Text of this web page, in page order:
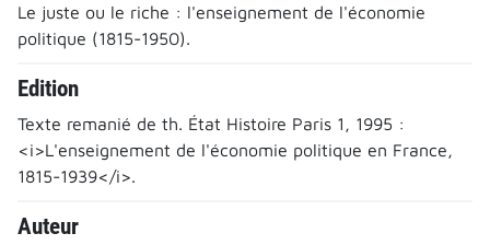
Le juste ou le riche : l'enseignement de l'économie
politique (1815-1950).
Edition
Texte remanié de th. État Histoire Paris 1, 1995 :
<i>L'enseignement de l'économie politique en France,
1815-1939</i>.
Auteur